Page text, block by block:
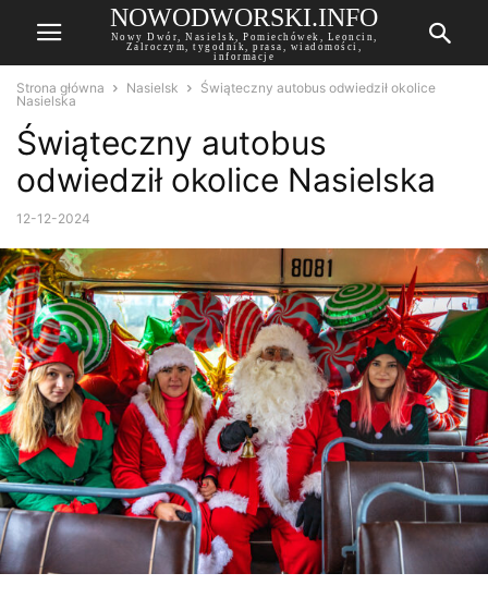
NOWODWORSKI.INFO
Nowy Dwór, Nasielsk, Pomiechówek, Leoncin,
Zalroczym, tygodnik, prasa, wiadomości,
informacje
Strona główna Nasielsk
Świąteczny autobus odwiedził okolice
Nasielska
Świąteczny autobus
odwiedził okolice Nasielska
12-12-2024